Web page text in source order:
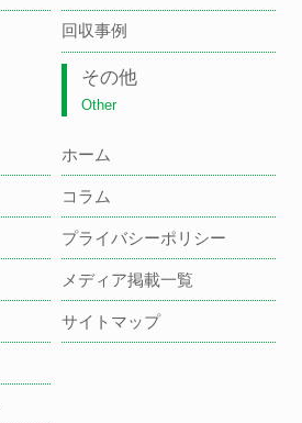
回収事例
その他
Other
ホーム
コラム
プライバシーポリシー
メディア掲載一覧
サイトマップ